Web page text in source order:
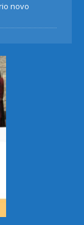
novo